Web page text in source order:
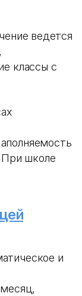
ведется
классы с
При школе
и